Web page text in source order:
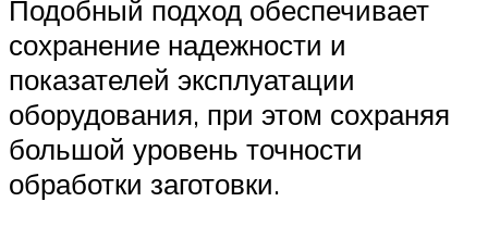
Подобный подход обеспечивает
сохранение надежности и
показателей эксплуатации
оборудования, при этом сохраняя
большой уровень точности
обработки заготовки.